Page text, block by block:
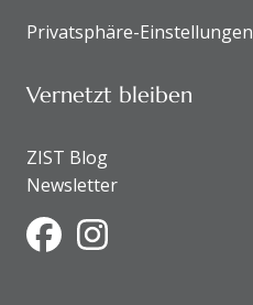
Privatsphäre-Einstellungen
Vernetzt bleiben
ZIST Blog
Newsletter
FacebookInstagram